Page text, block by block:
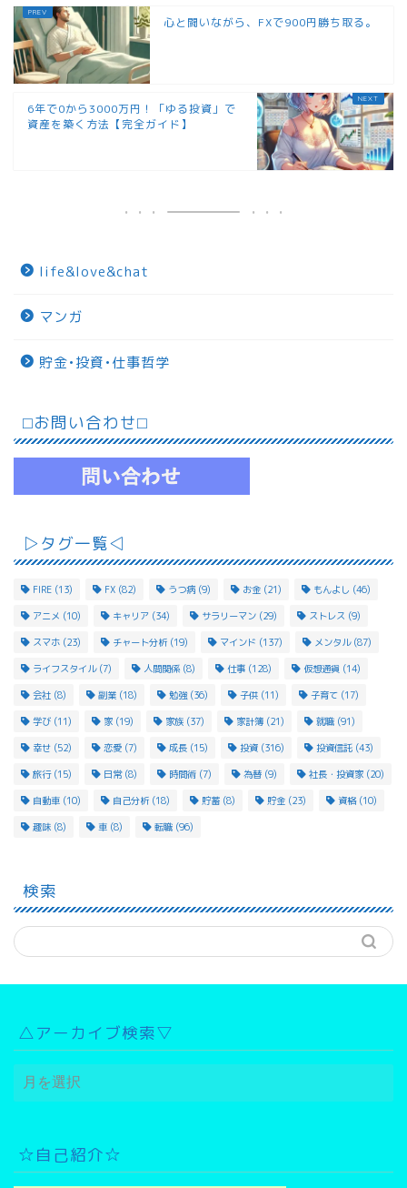
心と闘いながら、FXで900円勝ち取る。
6年で0から3000万円！「ゆる投資」で
資産を築く方法【完全ガイド】
life&love&chat
マンガ
貯金•投資•仕事哲学
⬜︎お問い合わせ⬜︎
▷タグ一覧◁
FIRE (13) FX (82) うつ病 (9) お金 (21) もんよし (46)
アニメ (10) キャリア (34) サラリーマン (29) ストレス (9)
スマホ (23) チャート分析 (19) マインド (137) メンタル(87)
ライフスタイル(7) 人間関係 (8) 仕事 (128) 仮想通貨 (14)
会社 (8) 副業 (18) 勉強(36) 子供 (11) 子育て (17)
学び (11) 家 (19) 家族 (37) 家計簿 (21) 就職 (91)
幸せ (52) 恋愛 (7) 成長 (15) 投資 (316) 投資信託 (43)
旅行(15) 日常(8) 時間術 (7) 為替 (9) 社長・投資家 (20)
自動車 (10) 自己分析 (18) 貯蓄 (8) 貯金 (23) 資格(10)
趣味 (8) 車 (8) 転職 (96)
検索
△アーカイブ検索▽
△
ア
イ
ブ
☆自己紹介☆